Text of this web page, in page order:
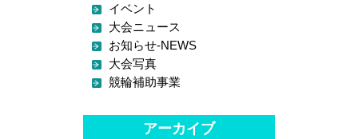
イベント
大会ニュース
お知らせ-NEWS
大会写真
競輪補助事業
アーカイブ